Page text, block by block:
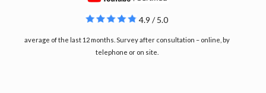
4.9 / 5.0
average of the last 12 months. Survey after consultation – online, by
telephone or on site.